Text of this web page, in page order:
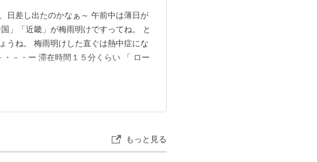
日差し出たのかなぁ～ 午前中は薄日が
」「近畿」が梅雨明けですってね。 と
うね。 梅雨明けした直ぐは熱中症にな
－・ー 滞在時間１５分くらい 「 ロー
もっと見る